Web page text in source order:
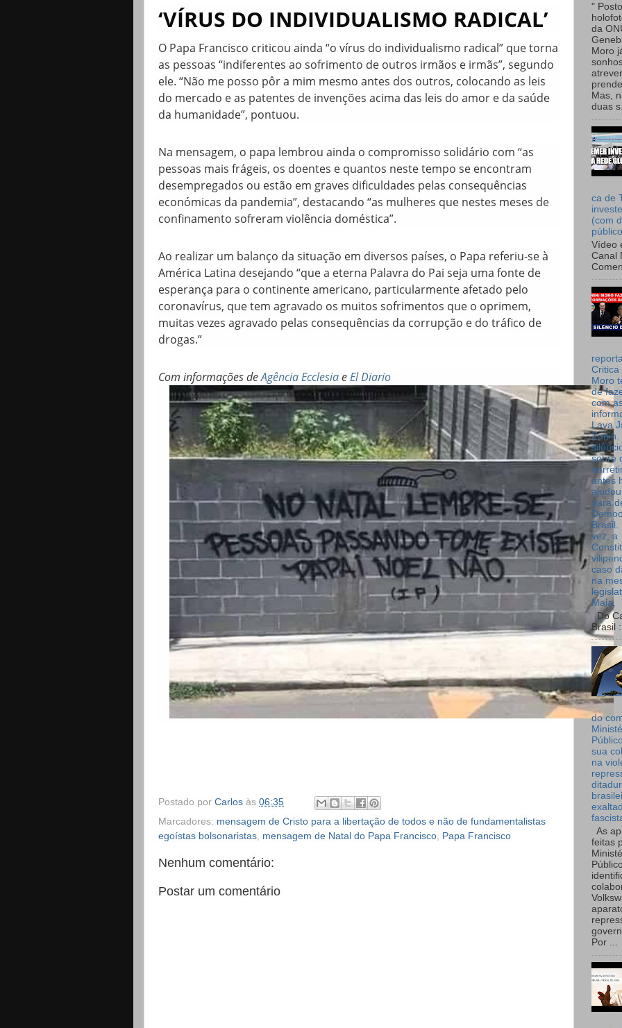
‘VÍRUS DO INDIVIDUALISMO RADICAL’
O Papa Francisco criticou ainda “o vírus do individualismo radical” que torna
as pessoas “indiferentes ao sofrimento de outros irmãos e irmãs”, segundo
ele. “Não me posso pôr a mim mesmo antes dos outros, colocando as leis
do mercado e as patentes de invenções acima das leis do amor e da saúde
da humanidade”, pontuou.
Na mensagem, o papa lembrou ainda o compromisso solidário com “as
pessoas mais frágeis, os doentes e quantos neste tempo se encontram
desempregados ou estão em graves dificuldades pelas consequências
económicas da pandemia”, destacando “as mulheres que nestes meses de
confinamento sofreram violência doméstica”.
Ao realizar um balanço da situação em diversos países, o Papa referiu-se à
América Latina desejando “que a eterna Palavra do Pai seja uma fonte de
esperança para o continente americano, particularmente afetado pelo
coronavírus, que tem agravado os muitos sofrimentos que o oprimem,
muitas vezes agravado pelas consequências da corrupção e do tráfico de
drogas.”
Com informações deAgência EcclesiaeEl Diario
Postado por Carlos às 06:35
Marcadores: mensagem de Cristo para a libertação de todos e não de fundamentalistas
egoístas bolsonaristas, mensagem de Natal do Papa Francisco, Papa Francisco
Nenhum comentário:
Postar um comentário
"
da
Moro
Mas,
duas
ca de
(com
Vídeo
Canal
Critica
Moro
de
com
Lava
Zanin.
sobre
antes
para
Brasil.
vez, a
caso
na
Maia,
Do
Brasil :
do
sua
na
As
feitas
Por ...